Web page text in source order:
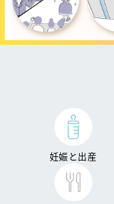
妊娠と出産